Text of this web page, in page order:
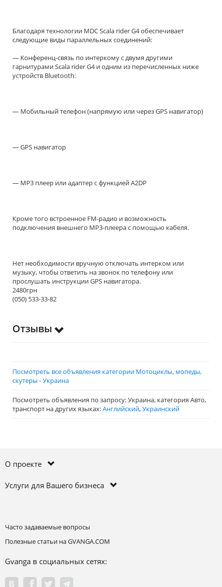
Благодаря технологии MDC Scala rider G4 обеспечивает
следующие виды параллельных соединений:
— Конференц-связь по интеркому с двумя другими
гарнитурами Scala rider G4 и одним из перечисленных ниже
устройств Bluetooth:
— Мобильный телефон (напрямую или через GPS навигатор)
— GPS навигатор
— MP3 плеер или адаптер с функцией A2DP
Кроме того встроенное FM-радио и возможность
подключения внешнего MP3-плеера с помощью кабеля.
Нет необходимости вручную отключать интерком или
музыку, чтобы ответить на звонок по телефону или
прослушать инструкции GPS навигатора.
2480грн
(050) 533-33-82
Отзывы
Посмотреть все объявления категории Мотоциклы, мопеды,
скутеры - Украина
Посмотреть объявления по запросу: Украина, категория Авто,
транспорт на других языках:Английский,Украинский
О проекте
Услуги для Вашего бизнеса
Часто задаваемые вопросы
Полезные статьи на GVANGA.COM
Gvanga в социальных сетях: